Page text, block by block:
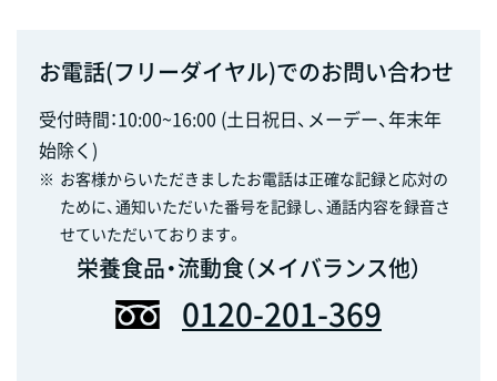
お電話(フリーダイヤル)でのお問い合わせ
受付時間：10:00~16:00 (土日祝日、メーデー、年末年
始除く)
※ お客様からいただきましたお電話は正確な記録と応対の
ために、通知いただいた番号を記録し、通話内容を録音さ
せていただいております。
栄養食品・流動食（メイバランス他）
0120-201-369